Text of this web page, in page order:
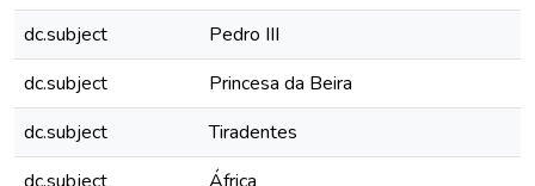
dc.subject
Pedro III
dc.subject
Princesa da Beira
dc.subject
Tiradentes